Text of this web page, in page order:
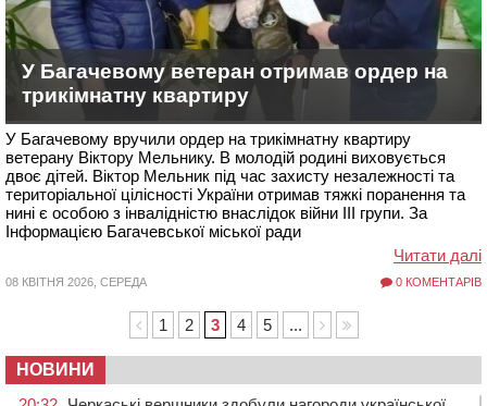
У Багачевому ветеран отримав ордер на
трикімнатну квартиру
У Багачевому вручили ордер на трикімнатну квартиру
ветерану Віктору Мельнику. В молодій родині виховується
двоє дітей. Віктор Мельник під час захисту незалежності та
територіальної цілісності України отримав тяжкі поранення та
нині є особою з інвалідністю внаслідок війни ІІІ групи. За
Інформацією Багачевської міської ради
Читати далі
08 КВІТНЯ 2026, СЕРЕДА 0 КОМЕНТАРІВ
1 2 3 4 5 ...
НОВИНИ